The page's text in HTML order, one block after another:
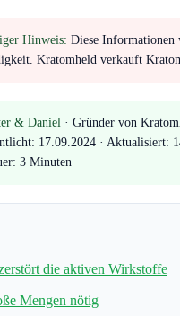
Hinweis: Diese Informationen
Kratomheld verkauft
& Daniel · Gründer von
17.09.2024 · Aktualisiert:
3 Minuten
die aktiven Wirkstoffe
Mengen nötig